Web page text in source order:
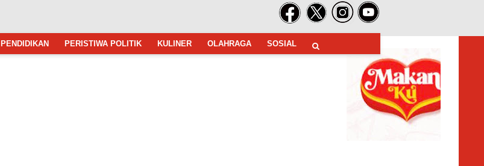
PENDIDIKAN PERISTIWA POLITIK KULINER OLAHRAGA SOSIAL